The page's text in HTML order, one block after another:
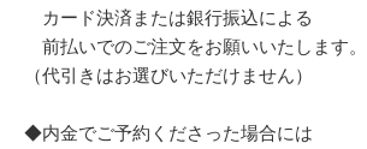
カード決済または銀行振込による
前払いでのご注文をお願いいたします。
（代引きはお選びいただけません）
◆内金でご予約くださった場合には